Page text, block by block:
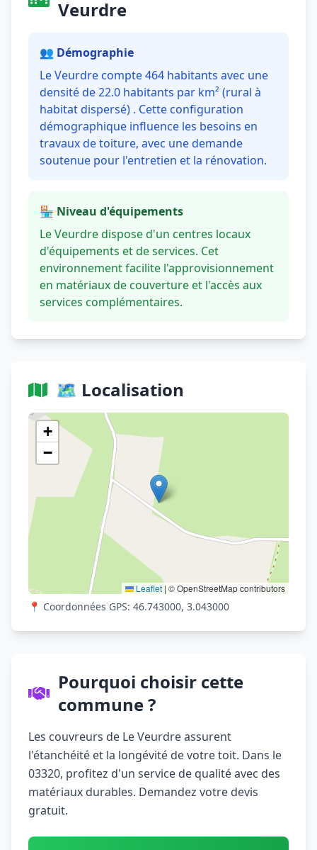
Veurdre
👥 Démographie
Le Veurdre compte 464 habitants avec une
densité de 22.0 habitants par km² (rural à
habitat dispersé) . Cette configuration
démographique influence les besoins en
travaux de toiture, avec une demande
soutenue pour l'entretien et la rénovation.
🏪 Niveau d'équipements
Le Veurdre dispose d'un centres locaux
d'équipements et de services. Cet
environnement facilite l'approvisionnement
en matériaux de couverture et l'accès aux
services complémentaires.
🗺️ Localisation
+
−
Leaflet | © OpenStreetMap contributors
📍 Coordonnées GPS: 46.743000, 3.043000
Pourquoi choisir cette
commune ?
Les couvreurs de Le Veurdre assurent
l'étanchéité et la longévité de votre toit. Dans le
03320, profitez d'un service de qualité avec des
matériaux durables. Demandez votre devis
gratuit.